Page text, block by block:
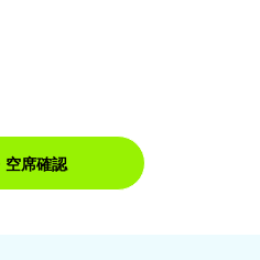
空席確認